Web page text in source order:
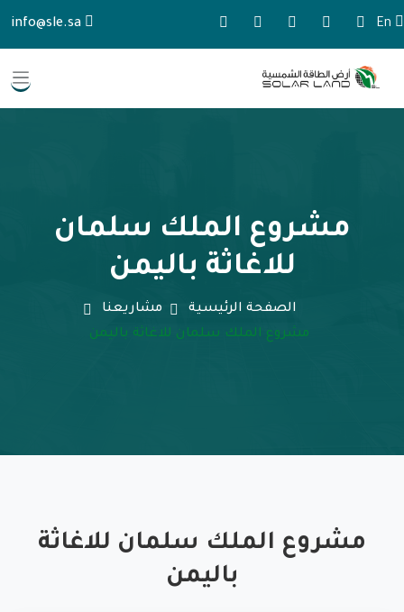
info@sle.sa En
مشروع الملك سلمان
للاغاثة باليمن
الصفحة الرئيسية
مشاريعنا
مشروع الملك سلمان للاغاثة باليمن
مشروع الملك سلمان للاغاثة
باليمن